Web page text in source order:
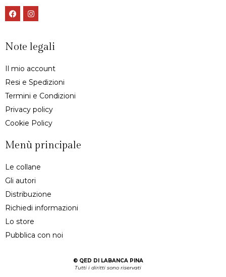
Note legali
Il mio account
Resi e Spedizioni
Termini e Condizioni
Privacy policy
Cookie Policy
Menù principale
Le collane
Gli autori
Distribuzione
Richiedi informazioni
Lo store
Pubblica con noi
© QED DI LABANCA PINA
Tutti i diritti sono riservati